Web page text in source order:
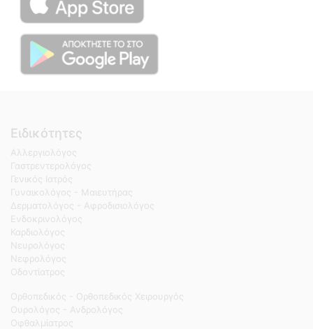
Ειδικότητες
Αλλεργιολόγος
Γαστρεντερολόγος
Γενικός Ιατρός
Γυναικολόγος - Μαιευτήρας
Δερματολόγος - Αφροδισιολόγος
Ενδοκρινολόγος
Καρδιολόγος
Νευρολόγος
Νεφρολόγος
Οδοντίατρος
Ορθοπεδικός - Ορθοπεδικός Χειρουργός
Ουρολόγος - Ανδρολόγος
Οφθαλμίατρος